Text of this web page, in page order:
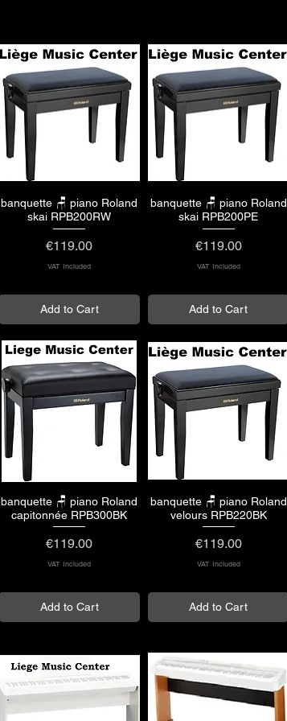
Quick View
banquette 🪑 piano Roland
skai RPB200RW
Price
€119.00
VAT Included
Add to Cart
Quick View
banquette 🪑 piano Roland
skai RPB200PE
Price
€119.00
VAT Included
Add to Cart
Quick View
banquette 🪑 piano Roland
capitonnée RPB300BK
Price
€119.00
VAT Included
Add to Cart
Quick View
banquette 🪑 piano Roland
velours RPB220BK
Price
€119.00
VAT Included
Add to Cart